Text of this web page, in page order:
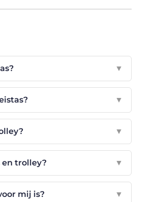
▼
▼
▼
en trolley? ▼
mij is? ▼